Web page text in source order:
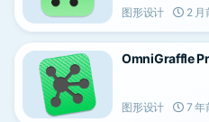
图形设计 2 月
OmniGraffle
图形设计 7 年